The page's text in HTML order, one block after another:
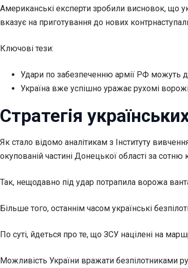
Американські експерти зробили висновок, що
вказує на приготування до нових
Ключові тези:
Удари по забезпеченню армії РФ можуть
Україна вже успішно уражає рухомі ворожі
Стратегія
Як стало відомо аналітикам з Інституту
окупованій частині Донецької області за сотню
Так, нещодавно під удар потрапила ворожа
Більше того, останнім часом українські
По суті, йдеться про те, що ЗСУ націлені на
Можливість України вражати безпілотниками